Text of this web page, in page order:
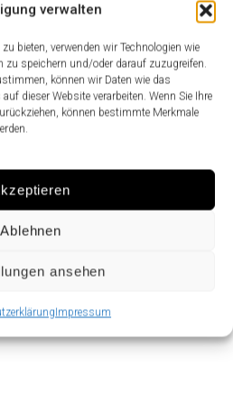
verwalten
bieten, verwenden wir Technologien wie
zu speichern und/oder darauf zuzugreifen.
können wir Daten wie das
dieser Website verarbeiten. Wenn Sie Ihre
können bestimmte Merkmale
Ablehnen
ansehen
Impressum